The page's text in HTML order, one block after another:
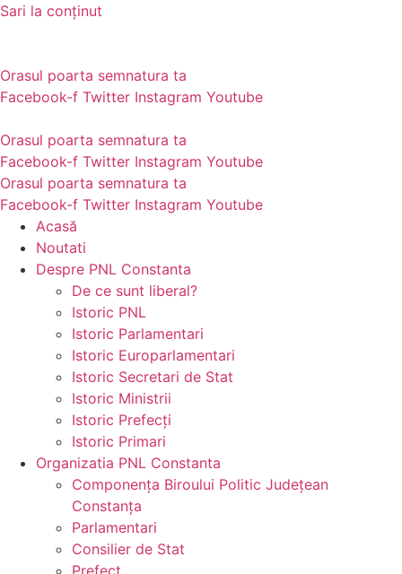
Sari la conținut
Orasul poarta semnatura ta
Facebook-f Twitter Instagram Youtube
Orasul poarta semnatura ta
Facebook-f Twitter Instagram Youtube
Orasul poarta semnatura ta
Facebook-f Twitter Instagram Youtube
Acasă
Noutati
Despre PNL Constanta
De ce sunt liberal?
Istoric PNL
Istoric Parlamentari
Istoric Europarlamentari
Istoric Secretari de Stat
Istoric Ministrii
Istoric Prefecți
Istoric Primari
Organizatia PNL Constanta
Componența Biroului Politic Județean
Constanța
Parlamentari
Consilier de Stat
Prefect